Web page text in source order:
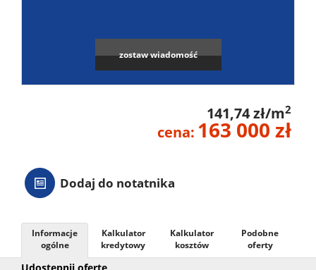
zostaw wiadomość
141,74 zł/m2
cena: 163 000 zł
Dodaj do notatnika
Informacje
ogólne
Kalkulator
kredytowy
Kalkulator
kosztów
Podobne
oferty